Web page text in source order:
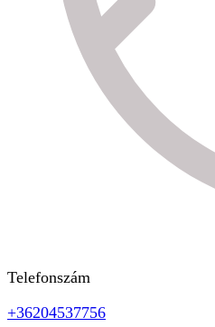
Telefonszám
+36204537756